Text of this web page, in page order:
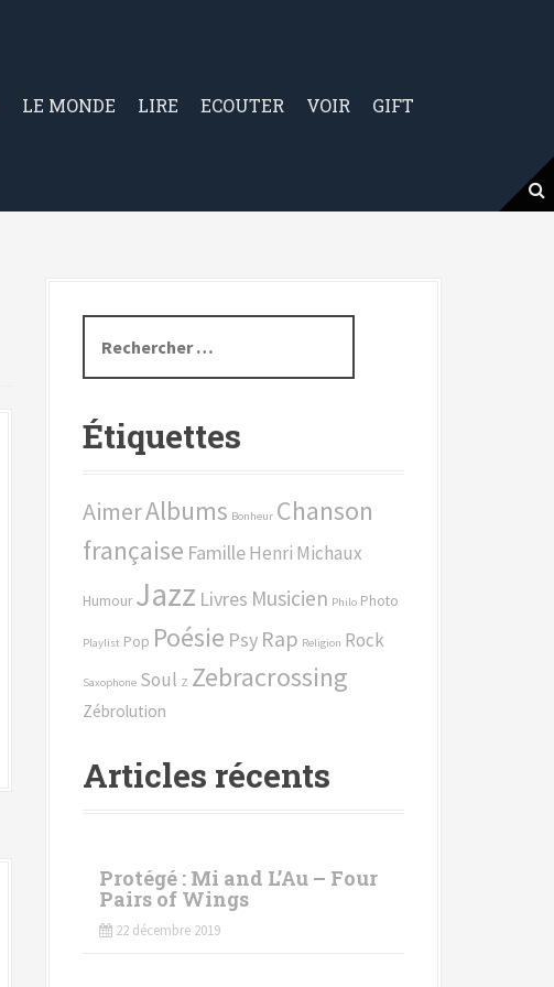
LE MONDE LIRE ECOUTER VOIR GIFT
c
e
h
e
p
o
r
Étiquettes
AimerAlbums Bonheur Chanson
française FamilleHenri Michaux
Humour Jazz Livres Musicien Philo Photo
Playlist Pop Poésie Psy Rap Religion Rock
Saxophone Soul Z Zebracrossing
Zébrolution
Articles récents
Protégé : Mi and L’Au – Four
Pairs of Wings
22 décembre 2019